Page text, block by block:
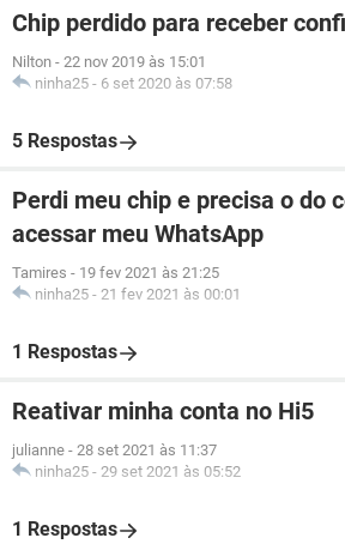
Chip perdido para receber
Nilton - 22 nov 2019 às 15:01
ninha25 - 6 set 2020 às 07:58
5 Respostas
Perdi meu chip e precisa o do
acessar meu WhatsApp
Tamires - 19 fev 2021 às 21:25
ninha25 - 21 fev 2021 às 00:01
1 Respostas
Reativar minha conta no Hi5
julianne - 28 set 2021 às 11:37
ninha25 - 29 set 2021 às 05:52
1 Respostas